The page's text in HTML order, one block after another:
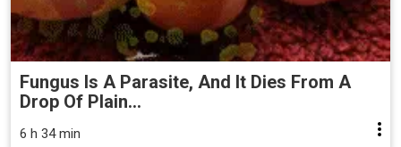
Fungus Is A Parasite, And It Dies From A
Drop Of Plain...
6 h 34 min